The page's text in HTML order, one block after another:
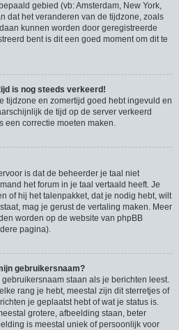
gebied (vb: Amsterdam, New York,
dat het veranderen van de tijdzone, zoals
kunnen worden door geregistreerde
bent is dit een goed moment om dit te
is nog steeds verkeerd!
tijdzone en zomertijd goed hebt ingevuld en
de tijd op de server verkeerd
een correctie moeten maken.
is dat de beheerder je taal niet
het forum in je taal vertaald heeft. Je
of hij het talenpakket, dat je nodig hebt, wilt
mag je gerust de vertaling maken. Meer
worden op de website van phpBB
pagina).
gebruikersnaam?
staan als je berichten leest.
rang je hebt, meestal zijn dit sterretjes of
je geplaatst hebt of wat je status is.
grotere, afbeelding staan, beter
is meestal uniek of persoonlijk voor